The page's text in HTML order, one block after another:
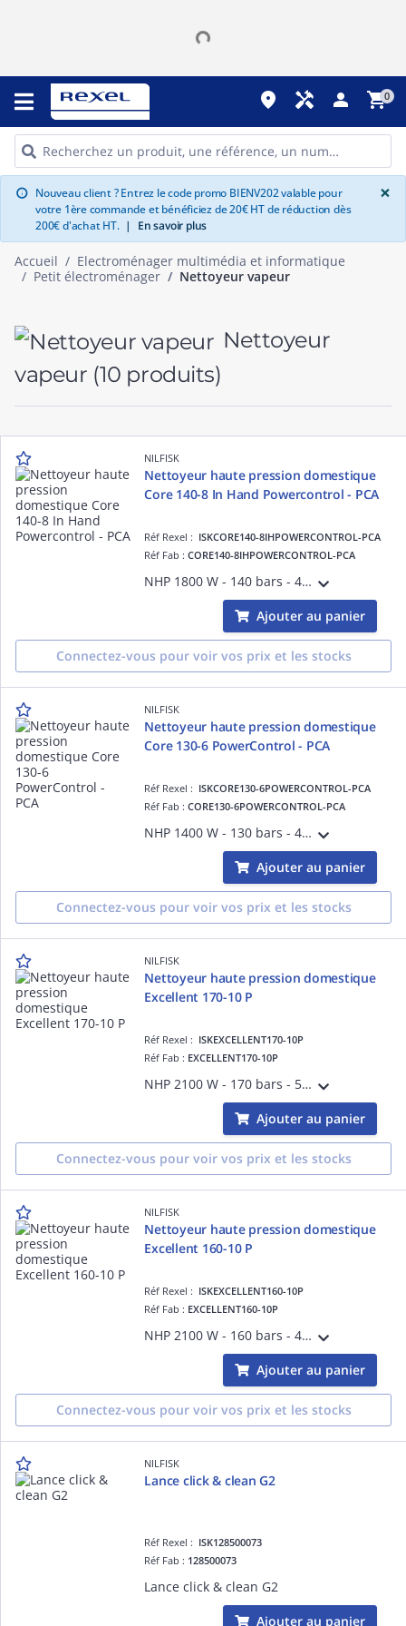
place handyman person shopping_cart0
info Nouveau client ? Entrez le code promo BIENV202 valable pour
votre 1ère commande et bénéficiez de 20€ HT de réduction dès
200€ d'achat HT. | En savoir plus
×
Accueil
Electroménager multimédia et informatique
Petit électroménager
Nettoyeur vapeur
Nettoyeur
vapeur (10 produits)
NILFISK
Nettoyeur haute pression domestique
Core 140-8 In Hand Powercontrol - PCA
Réf Rexel : ISKCORE140-8IHPOWERCONTROL-PCA
Réf Fab :CORE140-8IHPOWERCONTROL-PCA
NHP 1800 W - 140 bars - 470 l/h - Pompe métal - Piston inox - Moteur Ultra Torque - Flexible Ultraflex 8m - Réglage de puissance PowerControl - Utilisation occas 35m²/h - Access : 2 buses, nettoyeur terrasse, brosse - Garantie dom 2 ans
Ajouter au panier
Connectez-vous pour voir vos prix et les stocks
NILFISK
Nettoyeur haute pression domestique
Core 130-6 PowerControl - PCA
Réf Rexel : ISKCORE130-6POWERCONTROL-PCA
Réf Fab :CORE130-6POWERCONTROL-PCA
NHP 1400 W - 130 bars - 440 l/h - Pompe métal - Piston inox - Moteur univ. - Flexible Ultraflex 6m - Réglage de puissance PowerControl - Utilisation occasionnelle 35m²/h - Access : 2 buses, nettoyeur terrasse, brosse - Garantie dom 2 ans
Ajouter au panier
Connectez-vous pour voir vos prix et les stocks
NILFISK
Nettoyeur haute pression domestique
Excellent 170-10 P
Réf Rexel : ISKEXCELLENT170-10P
Réf Fab : EXCELLENT170-10P
NHP 2100 W - 170 bars - 500 l/h - Pompe métal - Piston inox - Moteur induction - Flexible 10m armé avec enrouleur - Utilisation fréquente 55 m²/h - Accesss. : buse 3en1, buse courte, canon à mousse, brosse terrasse - Garantie 2 ans dom.
Ajouter au panier
Connectez-vous pour voir vos prix et les stocks
NILFISK
Nettoyeur haute pression domestique
Excellent 160-10 P
Réf Rexel : ISKEXCELLENT160-10P
Réf Fab : EXCELLENT160-10P
NHP 2100 W - 160 bars - 450 l/h - Pompe métal - Piston inox - Moteur induction - Flexible 10m avec enrouleur - Utilisation fréquente 50 m²/h - Accesss. : buse 3en1, buse courte, canon à mousse, brosse terrasse - Garantie 2 ans dom.
Ajouter au panier
Connectez-vous pour voir vos prix et les stocks
NILFISK
Lance click & clean G2
Réf Rexel : ISK128500073
Réf Fab : 128500073
Lance click & clean G2
Ajouter au panier